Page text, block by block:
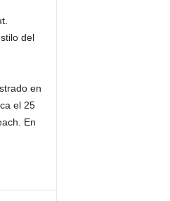
del
en
el 25
En